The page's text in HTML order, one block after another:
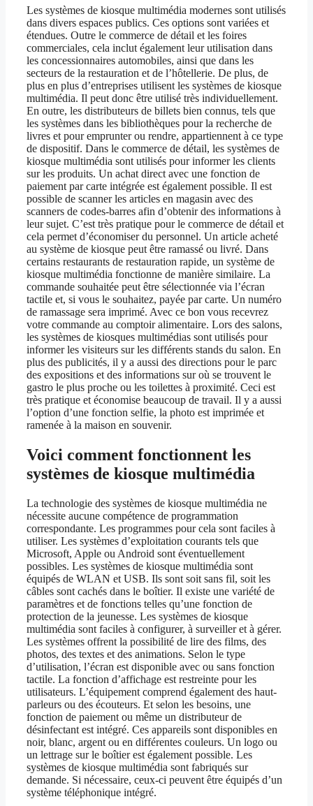
Les systèmes de kiosque multimédia modernes sont utilisés
dans divers espaces publics. Ces options sont variées et
étendues. Outre le commerce de détail et les foires
commerciales, cela inclut également leur utilisation dans
les concessionnaires automobiles, ainsi que dans les
secteurs de la restauration et de l’hôtellerie. De plus, de
plus en plus d’entreprises utilisent les systèmes de kiosque
multimédia. Il peut donc être utilisé très individuellement.
En outre, les distributeurs de billets bien connus, tels que
les systèmes dans les bibliothèques pour la recherche de
livres et pour emprunter ou rendre, appartiennent à ce type
de dispositif. Dans le commerce de détail, les systèmes de
kiosque multimédia sont utilisés pour informer les clients
sur les produits. Un achat direct avec une fonction de
paiement par carte intégrée est également possible. Il est
possible de scanner les articles en magasin avec des
scanners de codes-barres afin d’obtenir des informations à
leur sujet. C’est très pratique pour le commerce de détail et
cela permet d’économiser du personnel. Un article acheté
au système de kiosque peut être ramassé ou livré. Dans
certains restaurants de restauration rapide, un système de
kiosque multimédia fonctionne de manière similaire. La
commande souhaitée peut être sélectionnée via l’écran
tactile et, si vous le souhaitez, payée par carte. Un numéro
de ramassage sera imprimé. Avec ce bon vous recevrez
votre commande au comptoir alimentaire. Lors des salons,
les systèmes de kiosques multimédias sont utilisés pour
informer les visiteurs sur les différents stands du salon. En
plus des publicités, il y a aussi des directions pour le parc
des expositions et des informations sur où se trouvent le
gastro le plus proche ou les toilettes à proximité. Ceci est
très pratique et économise beaucoup de travail. Il y a aussi
l’option d’une fonction selfie, la photo est imprimée et
ramenée à la maison en souvenir.
Voici comment fonctionnent les
systèmes de kiosque multimédia
La technologie des systèmes de kiosque multimédia ne
nécessite aucune compétence de programmation
correspondante. Les programmes pour cela sont faciles à
utiliser. Les systèmes d’exploitation courants tels que
Microsoft, Apple ou Android sont éventuellement
possibles. Les systèmes de kiosque multimédia sont
équipés de WLAN et USB. Ils sont soit sans fil, soit les
câbles sont cachés dans le boîtier. Il existe une variété de
paramètres et de fonctions telles qu’une fonction de
protection de la jeunesse. Les systèmes de kiosque
multimédia sont faciles à configurer, à surveiller et à gérer.
Les systèmes offrent la possibilité de lire des films, des
photos, des textes et des animations. Selon le type
d’utilisation, l’écran est disponible avec ou sans fonction
tactile. La fonction d’affichage est restreinte pour les
utilisateurs. L’équipement comprend également des haut-
parleurs ou des écouteurs. Et selon les besoins, une
fonction de paiement ou même un distributeur de
désinfectant est intégré. Ces appareils sont disponibles en
noir, blanc, argent ou en différentes couleurs. Un logo ou
un lettrage sur le boîtier est également possible. Les
systèmes de kiosque multimédia sont fabriqués sur
demande. Si nécessaire, ceux-ci peuvent être équipés d’un
système téléphonique intégré.